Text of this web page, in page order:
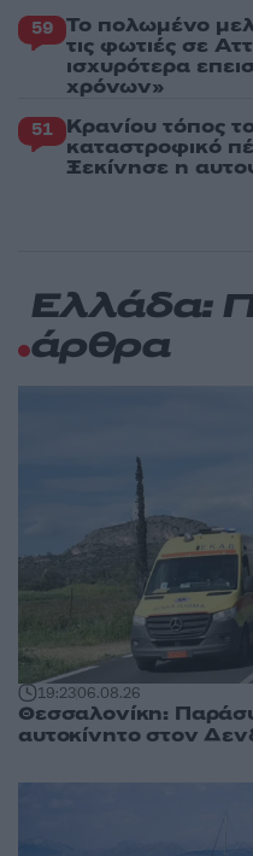
59 Το πολωμένο
τις φωτιές σε
ισχυρότερα
χρόνων»
51 Κρανίου τόπος
καταστροφικό
Ξεκίνησε η
Ελλάδα:
άρθρα
19:2306.08.26
Θεσσαλονίκη:
αυτοκίνητο στον